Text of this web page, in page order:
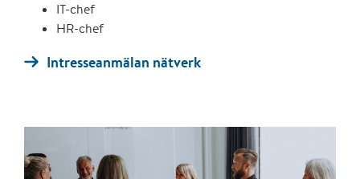
IT-chef
HR-chef
Intresseanmälan nätverk